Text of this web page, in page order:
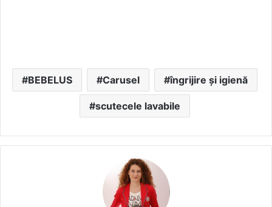
BEBELUS Carusel îngrijire și igienă
scutecele lavabile